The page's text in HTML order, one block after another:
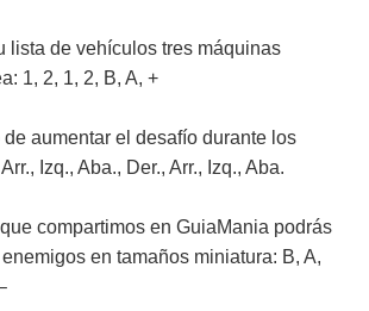
lista de vehículos tres máquinas
1, 2, 1, 2, B, A, +
aumentar el desafío durante los
Izq., Aba., Der., Arr., Izq., Aba.
compartimos en GuiaMania podrás
en tamaños miniatura: B, A,